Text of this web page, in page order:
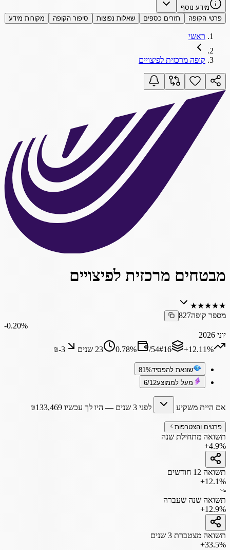
מידע נוסף
פרטי הקופה
תזרים כספים שאלות נפוצות סיפור הקופה מקורות מידע
ראשי
קופה מרכזית לפיצויים
מבטחים מרכזית לפיצויים
★
★
★
★
★
מספר קופה827
‎-0.20%
יוני 2026
‎+12.11%
#16
/54
0.78% 23 שנים ₪‎-3
שונאת להפסיד81%
מעל לממוצע6/12
אם היית משקיע לפני 3 שנים — היו לך עכשיו ₪133,469
פרטים והצטרפות
תשואה מתחילת שנה
+4.9%
תשואה 12 חודשים
+12.1%
תשואה שנה שעברה
+12.9%
תשואה מצטברת 3 שנים
+33.5%